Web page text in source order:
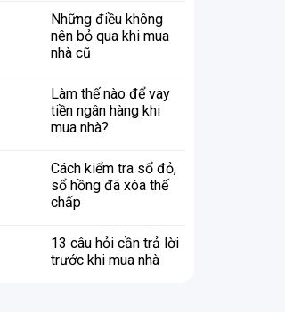
Những điều không
nên bỏ qua khi mua
nhà cũ
Làm thế nào để vay
tiền ngân hàng khi
mua nhà?
Cách kiểm tra sổ đỏ,
sổ hồng đã xóa thế
chấp
13 câu hỏi cần trả lời
trước khi mua nhà